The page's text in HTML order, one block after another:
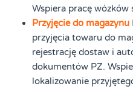
Wspiera pracę wózków
Przyjęcie do magazynu
przyjęcia towaru do
rejestrację dostaw i
dokumentów PZ.
lokalizowanie